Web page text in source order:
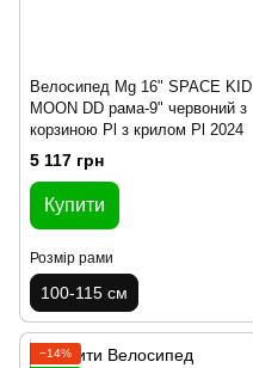
Велосипед Mg 16" SPACE KID
MOON DD рама-9" червоний з
корзиною Pl з крилом Pl 2024
5 117 грн
Купити
Розмір рами
100-115 см
−14%